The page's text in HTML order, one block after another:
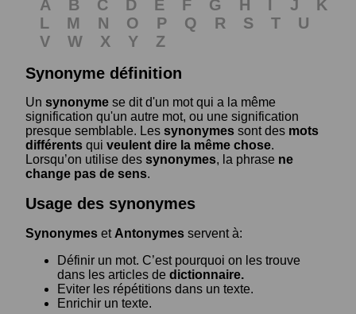
A B C D E F G H I J
K
L
M N O P Q R S T
U
V
W X Y
Z
Synonyme définition
Un synonyme se dit d'un mot qui a la même
signification qu'un autre mot, ou une signification
presque semblable. Les synonymes sont des mots
différents qui veulent dire la même chose.
Lorsqu’on utilise des synonymes, la phrase ne
change pas de sens.
Usage des synonymes
Synonymes et Antonymes servent à:
Définir un mot. C’est pourquoi on les trouve
dans les articles de dictionnaire.
Eviter les répétitions dans un texte.
Enrichir un texte.